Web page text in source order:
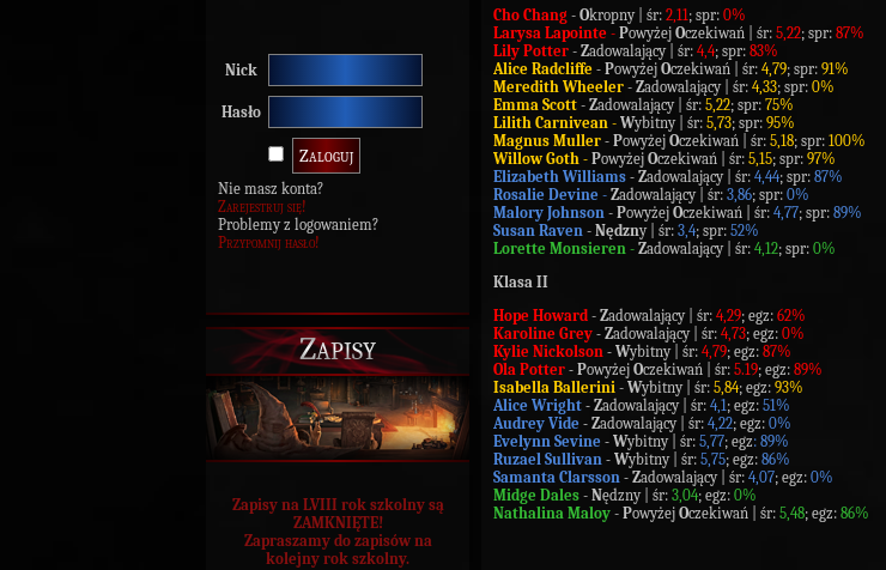
Nick
Hasło
Nie masz konta?
Zarejestruj się!
Problemy z logowaniem?
Przypomnij hasło!
Zapisy
Zapisy na LVIII rok szkolny są
ZAMKNIĘTE!
Zapraszamy do zapisów na
kolejny rok szkolny.
Cho Chang - Okropny | śr: 2,11; spr: 0%
Larysa Lapointe - Powyżej Oczekiwań | śr: 5,22; spr: 87%
Lily Potter - Zadowalający | śr: 4,4; spr: 83%
Alice Radcliffe - Powyżej Oczekiwań | śr: 4,79; spr: 91%
Meredith Wheeler - Zadowalający | śr: 4,33; spr: 0%
Emma Scott - Zadowalający | śr: 5,22; spr: 75%
Lilith Carnivean - Wybitny | śr: 5,73; spr: 95%
Magnus Muller - Powyżej Oczekiwań | śr: 5,18; spr: 100%
Willow Goth - Powyżej Oczekiwań | śr: 5,15; spr: 97%
Elizabeth Williams - Zadowalający | śr: 4,44; spr: 87%
Rosalie Devine - Zadowalający | śr: 3,86; spr: 0%
Malory Johnson - Powyżej Oczekiwań | śr: 4,77; spr: 89%
Susan Raven - Nędzny | śr: 3,4; spr: 52%
Lorette Monsieren - Zadowalający | śr: 4,12; spr: 0%
Klasa II
Hope Howard - Zadowalający | śr: 4,29; egz: 62%
Karoline Grey - Zadowalający | śr: 4,73; egz: 0%
Kylie Nickolson - Wybitny | śr: 4,79; egz: 87%
Ola Potter - Powyżej Oczekiwań | śr: 5.19; egz: 89%
Isabella Ballerini - Wybitny | śr: 5,84; egz: 93%
Alice Wright - Zadowalający | śr: 4,1; egz: 51%
Audrey Vide - Zadowalający | śr: 4,22; egz: 0%
Evelynn Sevine - Wybitny | śr: 5,77; egz: 89%
Ruzael Sullivan - Wybitny | śr: 5,75; egz: 86%
Samanta Clarsson - Zadowalający | śr: 4,07; egz: 0%
Midge Dales - Nędzny | śr: 3,04; egz: 0%
Nathalina Maloy - Powyżej Oczekiwań | śr: 5,48; egz: 86%